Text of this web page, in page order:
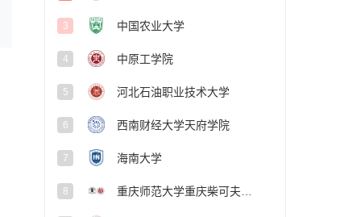
3 中国农业大学
4 中原工学院
5 河北石油职业技术大学
6 西南财经大学天府学院
7 海南大学
8